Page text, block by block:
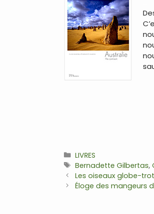
Catégories
LIVRES
Étiquettes
Bernadette Gilbertas,
Navigation
des
Les oiseaux globe-
Éloge des mangeurs